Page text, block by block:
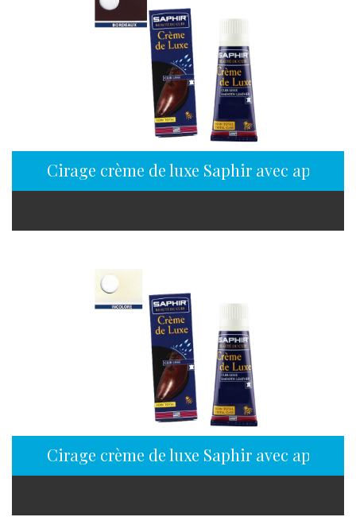
Cirage crème de luxe Saphir avec
Cirage crème de luxe Saphir avec